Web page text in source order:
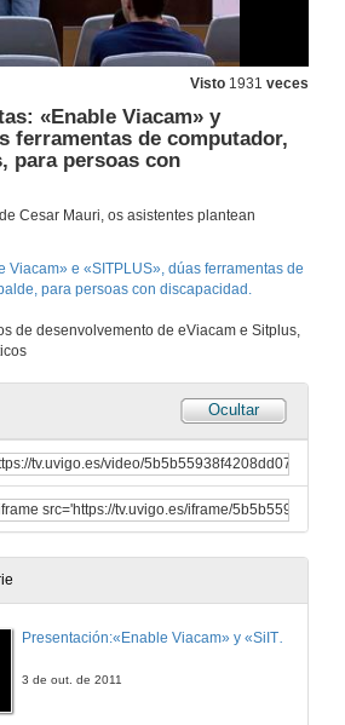
Visto 1931 veces
«Enable Viacam» y
ferramentas de computador,
para persoas con
Cesar Mauri, os asistentes plantean
Viacam» e «SITPLUS», dúas ferramentas de
para persoas con discapacidad.
de desenvolvemento de eViacam e Sitplus,
Ocultar
Presentación:«Enable Viacam» y «SiITPLUS», duas ferramentas de computador, libres e gratuitas, para persoas con discapacidade.
3 de out. de 2011